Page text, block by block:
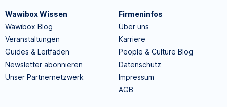
Wawibox Wissen
Wawibox Blog
Veranstaltungen
Guides & Leitfäden
Newsletter abonnieren
Unser Partnernetzwerk
Firmeninfos
Über uns
Karriere
People & Culture Blog
Datenschutz
Impressum
AGB